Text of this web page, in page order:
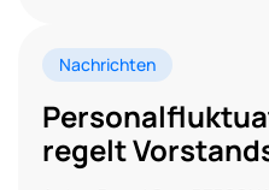
Nachrichten
regelt